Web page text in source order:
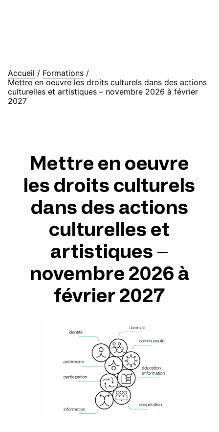
Accueil / Formations /
Mettre en oeuvre les droits culturels dans des actions
culturelles et artistiques – novembre 2026 à février
2027
Mettre en oeuvre
les droits culturels
dans des actions
culturelles et
artistiques –
novembre 2026 à
février 2027